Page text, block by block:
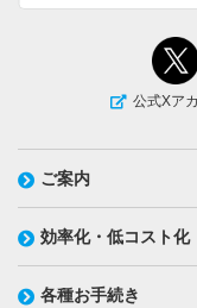
公式Xア
ご案内
効率化・低コスト化
各種お手続き